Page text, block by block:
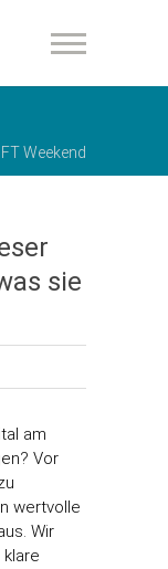
FT Weekend
sie
am
Vor
wertvolle
Wir